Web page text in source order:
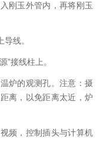
玉外管内，再将刚玉
线。
接线柱上。
炉的观测孔。注意：摄
离，以免距离太近，炉
频，控制插头与计算机